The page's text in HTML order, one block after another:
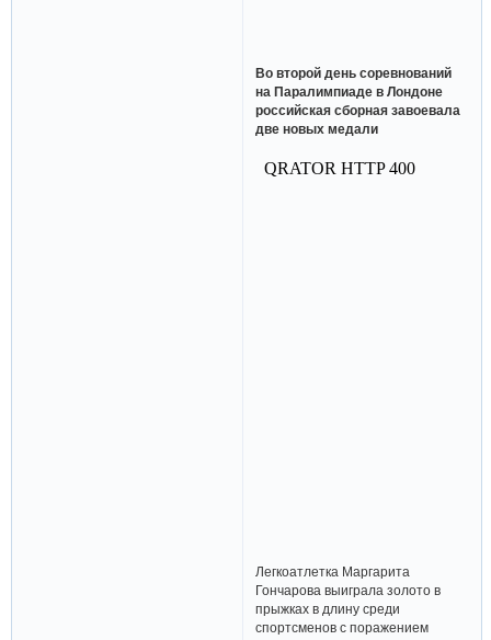
Во второй день соревнований
на Паралимпиаде в Лондоне
российская сборная завоевала
две новых медали
Легкоатлетка Маргарита
Гончарова выиграла золото в
прыжках в длину среди
спортсменов с поражением